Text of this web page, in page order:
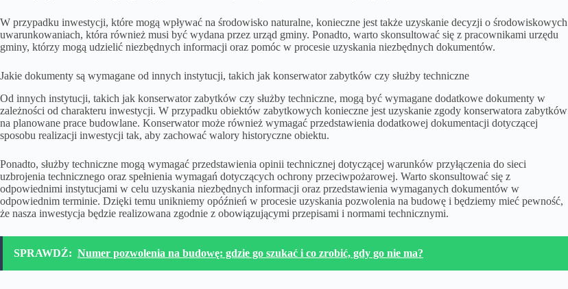
W przypadku inwestycji, które mogą wpływać na środowisko naturalne, konieczne jest także uzyskanie decyzji o środowiskowych
uwarunkowaniach, która również musi być wydana przez urząd gminy. Ponadto, warto skonsultować się z pracownikami urzędu
gminy, którzy mogą udzielić niezbędnych informacji oraz pomóc w procesie uzyskania niezbędnych dokumentów.
Jakie dokumenty są wymagane od innych instytucji, takich jak konserwator zabytków czy służby techniczne
Od innych instytucji, takich jak konserwator zabytków czy służby techniczne, mogą być wymagane dodatkowe dokumenty w
zależności od charakteru inwestycji. W przypadku obiektów zabytkowych konieczne jest uzyskanie zgody konserwatora zabytków
na planowane prace budowlane. Konserwator może również wymagać przedstawienia dodatkowej dokumentacji dotyczącej
sposobu realizacji inwestycji tak, aby zachować walory historyczne obiektu.
Ponadto, służby techniczne mogą wymagać przedstawienia opinii technicznej dotyczącej warunków przyłączenia do sieci
uzbrojenia technicznego oraz spełnienia wymagań dotyczących ochrony przeciwpożarowej. Warto skonsultować się z
odpowiednimi instytucjami w celu uzyskania niezbędnych informacji oraz przedstawienia wymaganych dokumentów w
odpowiednim terminie. Dzięki temu unikniemy opóźnień w procesie uzyskania pozwolenia na budowę i będziemy mieć pewność,
że nasza inwestycja będzie realizowana zgodnie z obowiązującymi przepisami i normami technicznymi.
SPRAWDŹ: Numer pozwolenia na budowę: gdzie go szukać i co zrobić, gdy go nie ma?